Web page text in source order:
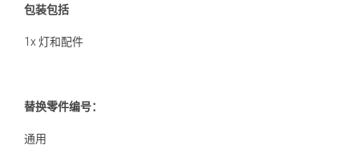
包装包括
1x 灯和配件
替换零件编号：
通用